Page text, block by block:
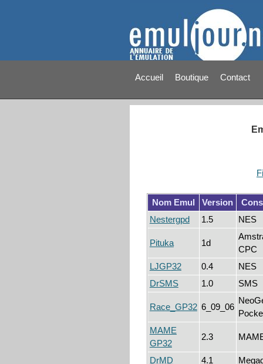
Accueil Boutique Contact
Nom Emul Version
Nestergpd
1.5 NES
Pituka 1d
CPC
LJGP32
0.4
NES
DrSMS
1.0 SMS
Race_GP32 6_09_06
MAME
GP32
2.3
DrMD 4.1